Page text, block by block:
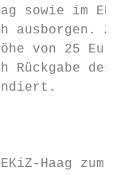
sowie im EKiZ-
von 25 Euro
des
Haag zum